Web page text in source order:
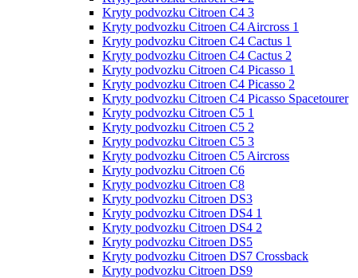
Kryty podvozku Citroen C4 3
Kryty podvozku Citroen C4 Aircross 1
Kryty podvozku Citroen C4 Cactus 1
Kryty podvozku Citroen C4 Cactus 2
Kryty podvozku Citroen C4 Picasso 1
Kryty podvozku Citroen C4 Picasso 2
Kryty podvozku Citroen C4 Picasso Spacetourer
Kryty podvozku Citroen C5 1
Kryty podvozku Citroen C5 2
Kryty podvozku Citroen C5 3
Kryty podvozku Citroen C5 Aircross
Kryty podvozku Citroen C6
Kryty podvozku Citroen C8
Kryty podvozku Citroen DS3
Kryty podvozku Citroen DS4 1
Kryty podvozku Citroen DS4 2
Kryty podvozku Citroen DS5
Kryty podvozku Citroen DS7 Crossback
Kryty podvozku Citroen DS9